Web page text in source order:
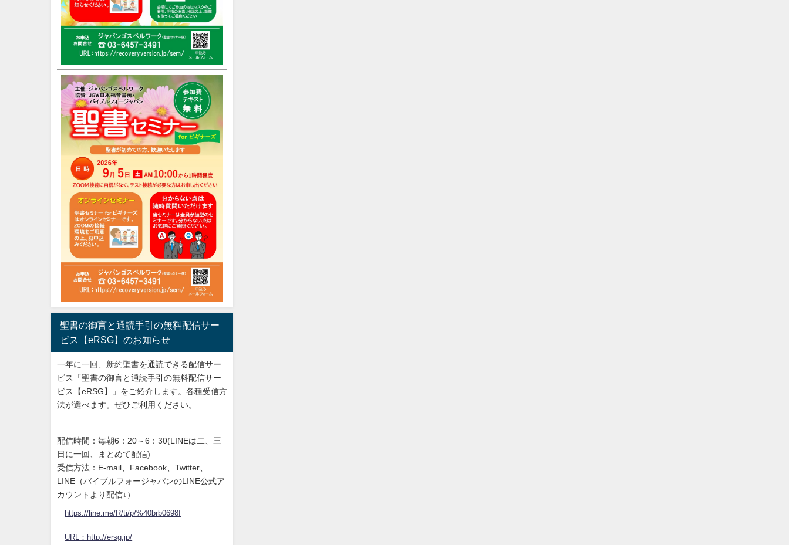
聖書の御言と通読手引の無料配信サー
ビス【eRSG】のお知らせ
一年に一回、新約聖書を通読できる配信サー
ビス「聖書の御言と通読手引の無料配信サー
ビス【eRSG】」をご紹介します。各種受信方
法が選べます。ぜひご利用ください。
配信時間：毎朝6：20～6：30(LINEは二、三
日に一回、まとめて配信)
受信方法：E-mail、Facebook、Twitter、
LINE（バイブルフォージャパンのLINE公式ア
カウントより配信↓）
https://line.me/R/ti/p/%40brb0698f
URL：http://ersg.jp/